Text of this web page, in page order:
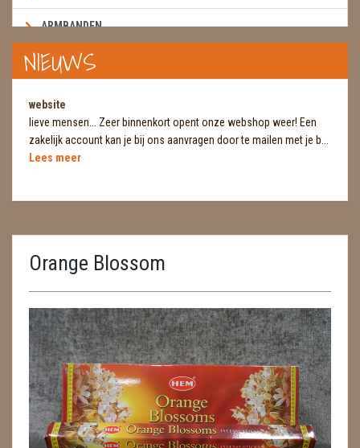
ARMBANDEN
BOEKEN & KAARTEN E.A.R.T.H.
BROEKZAKSTENEN
CADEAUBONNEN
DIERTJES
DIVERSE
ENGELEN
GEODE 'S / STANDAARDS
GESLEPEN STENEN
HANGERS
HARTEN
NIEUWS
website
lieve mensen... Zeer binnenkort opent onze webshop weer! Een
zakelijk account kan je bij ons aanvragen door te mailen met je b...
Lees meer
Orange Blossom